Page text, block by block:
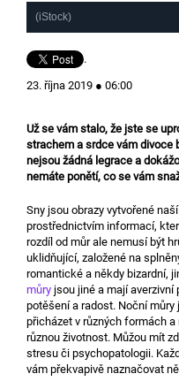
(iStock)
.
23. října 2019 ● 06:00
Už se vám stalo, že jste se
strachem a srdce vám divoce
nejsou žádná legrace a
nemáte ponětí, co se vám
Sny jsou obrazy vytvořené
prostřednictvím informací,
rozdíl od můr ale nemusí být
uklidňující, založené na
romantické a někdy bizardní,
můry jsou jiné a mají averzivní
potěšení a radost. Noční
přicházet v různých formách
různou životnost. Můžou mít
stresu či psychopatologii.
vám překvapivě naznačovat